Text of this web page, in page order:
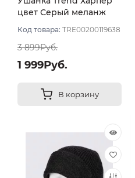
цвет Серый меланж
Код товара: TRE00200119638
3 899Руб.
1 999Руб.
В корзину